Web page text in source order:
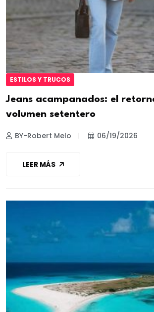
ESTILOS Y TRUCOS
Jeans acampanados: el
volumen setentero
BY-Robert Melo 06/19/2026
LEER MÁS